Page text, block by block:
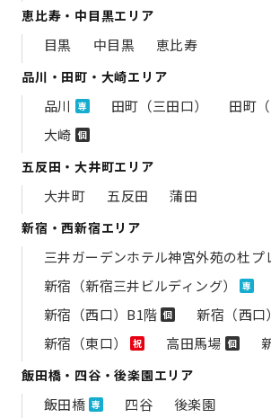
恵比寿・中目黒エリア
目黒 中目黒 恵比寿
品川・田町・大崎エリア
品川 専 田町（三田口）
田町（
大崎 個
五反田・大井町エリア
大井町 五反田 蒲田
新宿・西新宿エリア
三井ガーデンホテル神宮外苑の​杜プ
新宿（新宿三井ビルディング）
専
新宿（西口）B1階 個
新宿（西口
新宿（東口）
祝 高田馬場 個
飯田橋・四谷・後楽園エリア
飯田橋 専 四谷 後楽園